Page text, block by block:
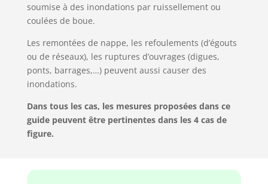
soumise à des inondations par ruissellement ou
coulées de boue.
Les remontées de nappe, les refoulements (d’égouts
ou de réseaux), les ruptures d’ouvrages (digues,
ponts, barrages,…) peuvent aussi causer des
inondations.
Dans tous les cas, les mesures proposées dans ce
guide peuvent être pertinentes dans les 4 cas de
figure.